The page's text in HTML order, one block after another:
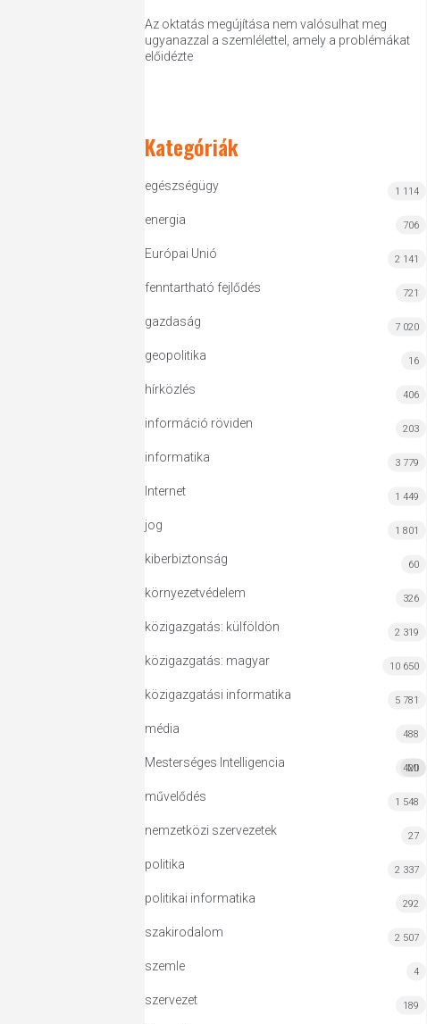
Az oktatás megújítása nem valósulhat meg
ugyanazzal a szemlélettel, amely a problémákat
előidézte
Kategóriák
egészségügy 1 114
energia 706
Európai Unió 2 141
fenntartható fejlődés 721
gazdaság 7 020
geopolitika 16
hírközlés 406
információ röviden 203
informatika 3 779
Internet 1 449
jog 1 801
kiberbiztonság 60
környezetvédelem 326
közigazgatás: külföldön 2 319
közigazgatás: magyar 10 650
közigazgatási informatika 5 781
média 488
Mesterséges Intelligencia MI
420
művelődés 1 548
nemzetközi szervezetek 27
politika 2 337
politikai informatika 292
szakirodalom 2 507
szemle 4
szervezet 189